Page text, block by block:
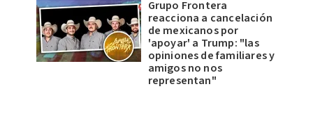
Grupo Frontera
reacciona a cancelación
de mexicanos por
'apoyar' a Trump: "las
opiniones de familiares y
amigos no nos
representan"